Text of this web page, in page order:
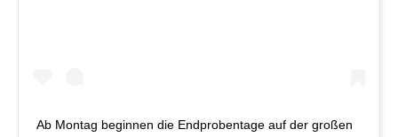
Ab Montag beginnen die Endprobentage auf der großen